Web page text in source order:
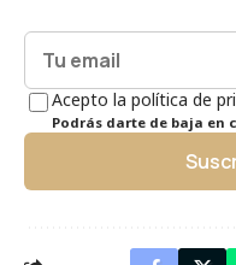
Acepto la política de
Podrás darte de baja en